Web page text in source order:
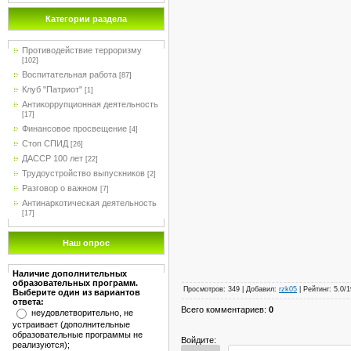
Категории раздела
Противодействие терроризму
[102]
Воспитательная работа [87]
Клуб "Патриот" [1]
Антикоррупционная деятельность
[17]
Финансовое просвещение [4]
Стоп СПИД [26]
ДАССР 100 лет [22]
Трудоустройство выпускников [2]
Разговор о важном [7]
Антинаркотическая деятельность
[17]
Наш опрос
Наличие дополнительных
образовательных программ.
Выберите один из вариантов
ответа:
неудовлетворительно, не
устраивает (дополнительные
образовательные программы не
реализуются);
Просмотров: 349 Добавил: rzk05 Рейтинг: 5.0/
Всего комментариев: 0
Войдите: